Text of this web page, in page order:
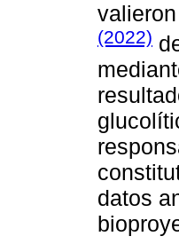
(2022)
datos